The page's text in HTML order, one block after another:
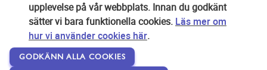
upplevelse på vår webbplats. Innan du godkänt
sätter vi bara funktionella cookies. Läs mer om
hur vi använder cookies här.
GODKÄNN ALLA COOKIES